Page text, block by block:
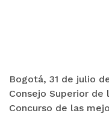
Bogotá, 31 de julio
Consejo Superior
Concurso de las